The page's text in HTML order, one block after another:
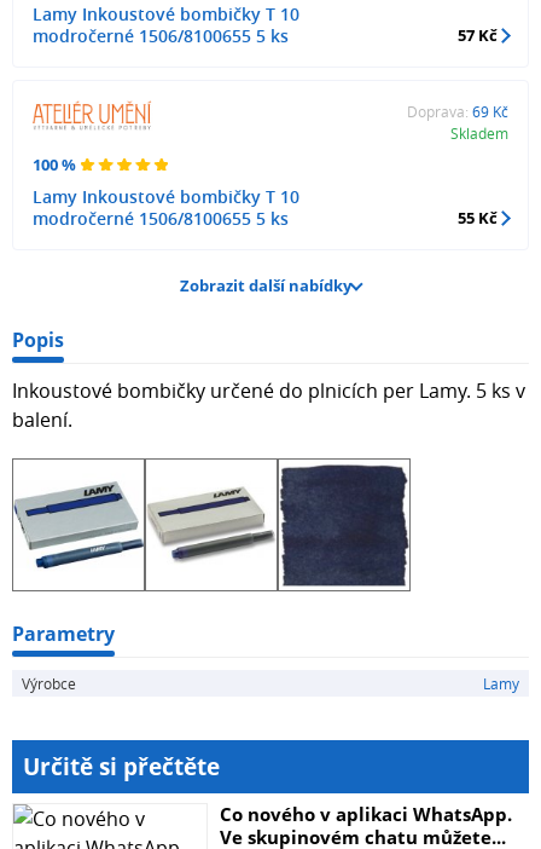
Lamy Inkoustové bombičky T 10
modročerné 1506/8100655 5 ks
57 Kč
100 %
Lamy Inkoustové bombičky T 10
modročerné 1506/8100655 5 ks
Doprava: 69 Kč
Skladem
55 Kč
Zobrazit další nabídky
Popis
Inkoustové bombičky určené do plnicích per Lamy. 5 ks v
balení.
Parametry
Výrobce Lamy
Určitě si přečtěte
Co nového v aplikaci WhatsApp.
Ve skupinovém chatu můžete...